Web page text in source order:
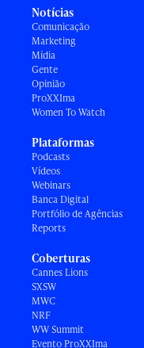
Notícias
Comunicação
Marketing
Mídia
Gente
Opinião
ProXXIma
Women To Watch
Plataformas
Podcasts
Vídeos
Webinars
Banca Digital
Portfólio de Agências
Reports
Coberturas
Cannes Lions
SXSW
MWC
NRF
WW Summit
Evento ProXXIma